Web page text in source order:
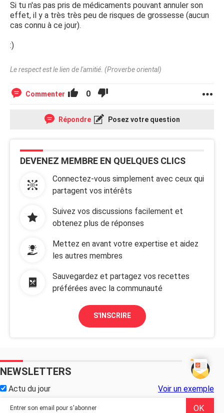
Si tu n'as pas pris de médicaments pouvant annuler son
effet, il y a très très peu de risques de grossesse (aucun
cas connu à ce jour).
:)
Le respect est le lien de l'amitié. (Proverbe oriental)
Commenter 0
Répondre Posez votre question
DEVENEZ MEMBRE EN QUELQUES CLICS
Connectez-vous simplement avec ceux qui
partagent vos intérêts
Suivez vos discussions facilement et
obtenez plus de réponses
Mettez en avant votre expertise et aidez
les autres membres
Sauvegardez et partagez vos recettes
préférées avec la communauté
S'INSCRIRE
NEWSLETTERS
Actu du jour Voir un exemple